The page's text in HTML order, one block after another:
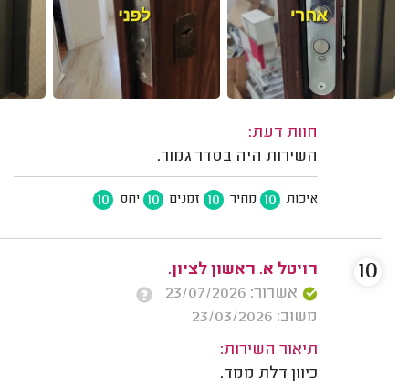
חוות דעת:
השירות היה בסדר גמור.
איכות 10 מחיר 10 זמנים 10 יחס 10
רויטל א. ראשון לציון.
אשרור: 23/07/2026
משוב: 23/03/2026
תיאור השירות:
כיוון דלת ממד.
10